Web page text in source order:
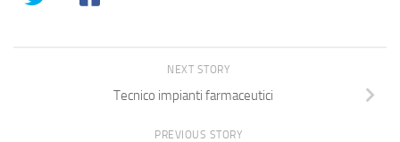
NEXT STORY
Tecnico impianti farmaceutici
PREVIOUS STORY